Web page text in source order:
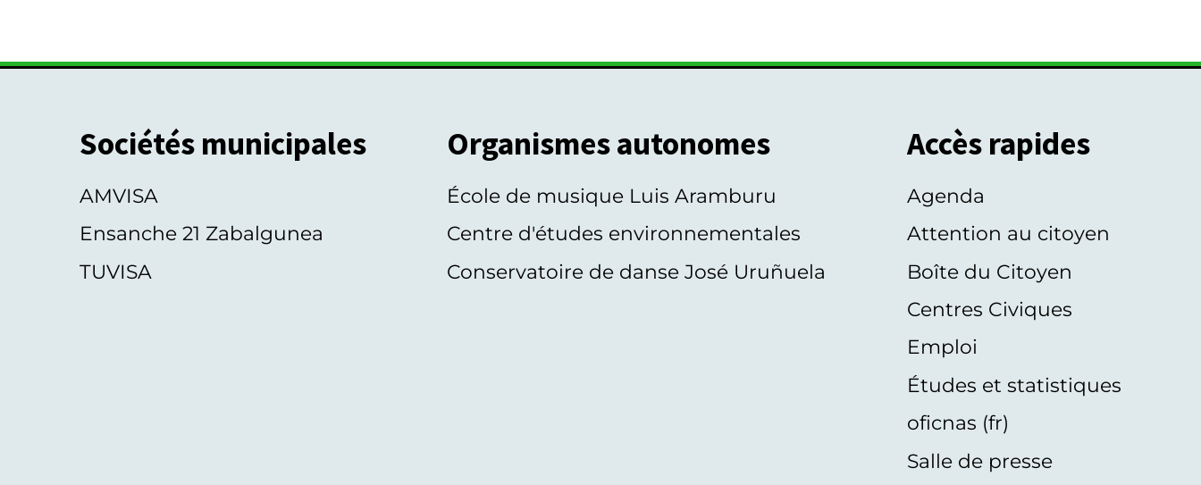
Sociétés municipales
AMVISA
Ensanche 21 Zabalgunea
TUVISA
Organismes autonomes
École de musique Luis Aramburu
Centre d'études environnementales
Conservatoire de danse José Uruñuela
Accès rapides
Agenda
Attention au citoyen
Boîte du Citoyen
Centres Civiques
Emploi
Études et statistiques
oficnas (fr)
Salle de presse